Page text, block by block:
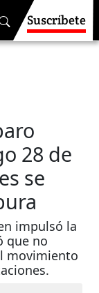
Suscríbete
28 de
se
impulsó la
que no
movimiento